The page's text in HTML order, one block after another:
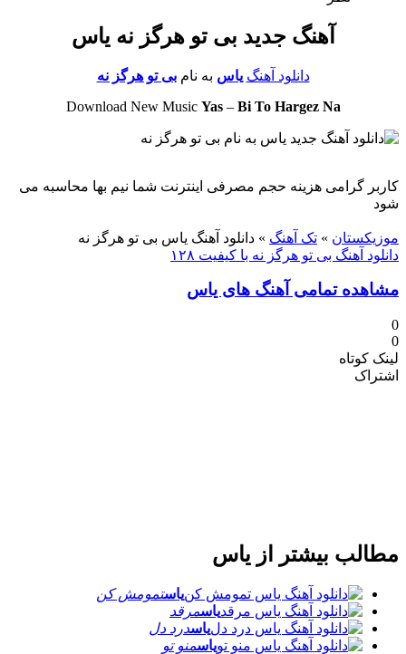
آهنگ جدید بی تو هرگز نه یاس
دانلود آهنگ یاس به نامبی تو هرگز نه
Download New Music Yas– Bi To Hargez Na
کاربر گرامی هزینه حجم مصرفی اینترنت شما نیم بها محاسبه می
شود
موزیکستان » تک آهنگ » دانلود آهنگ یاس بی تو هرگز نه
دانلود آهنگ بی تو هرگز نه با کیفیت ۱۲۸
مشاهده تمامی آهنگ های یاس
0
0
لینک کوتاه
اشتراک
مطالب بیشتر از یاس
یاستمومش کن
یاسمرقد
یاسدرد دل
یاسمنو تو